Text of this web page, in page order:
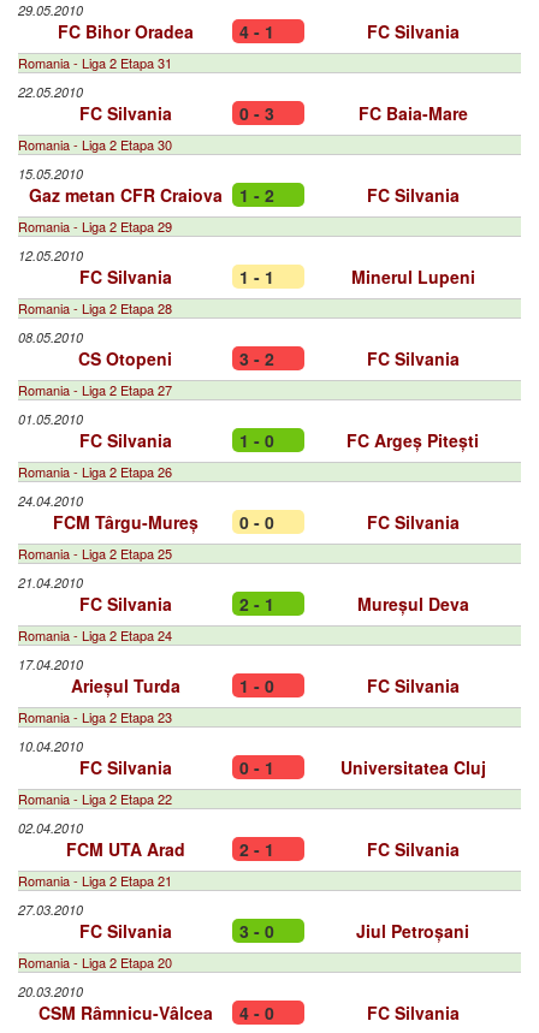
29.05.2010
FC Bihor Oradea 4 - 1 FC Silvania
Romania - Liga 2 Etapa 31
22.05.2010
FC Silvania 0 - 3 FC Baia-Mare
Romania - Liga 2 Etapa 30
15.05.2010
Gaz metan CFR Craiova 1 - 2 FC Silvania
Romania - Liga 2 Etapa 29
12.05.2010
FC Silvania 1 - 1 Minerul Lupeni
Romania - Liga 2 Etapa 28
08.05.2010
CS Otopeni 3 - 2 FC Silvania
Romania - Liga 2 Etapa 27
01.05.2010
FC Silvania 1 - 0 FC Argeș Pitești
Romania - Liga 2 Etapa 26
24.04.2010
FCM Târgu-Mureș 0 - 0 FC Silvania
Romania - Liga 2 Etapa 25
21.04.2010
FC Silvania 2 - 1 Mureșul Deva
Romania - Liga 2 Etapa 24
17.04.2010
Arieșul Turda 1 - 0 FC Silvania
Romania - Liga 2 Etapa 23
10.04.2010
FC Silvania 0 - 1 Universitatea Cluj
Romania - Liga 2 Etapa 22
02.04.2010
FCM UTA Arad 2 - 1 FC Silvania
Romania - Liga 2 Etapa 21
27.03.2010
FC Silvania 3 - 0 Jiul Petroșani
Romania - Liga 2 Etapa 20
20.03.2010
CSM Râmnicu-Vâlcea 4 - 0 FC Silvania